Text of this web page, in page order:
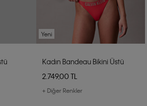
Yeni
Kadın Bandeau Bikini Üstü
2.749,00 TL
+ Diğer Renkler